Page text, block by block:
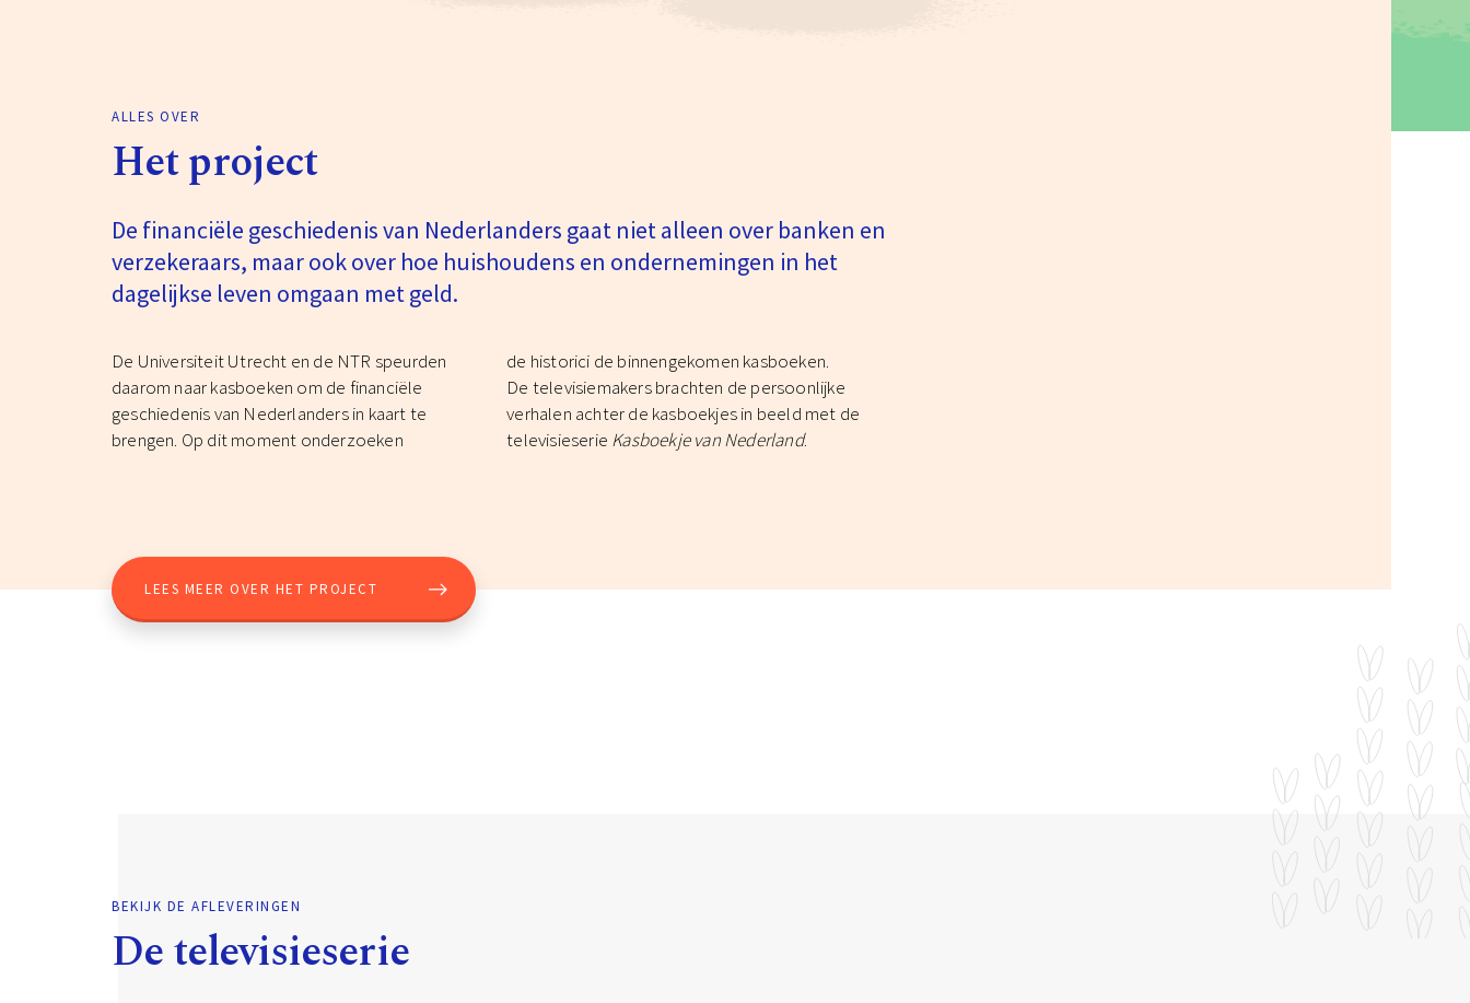
ALLES OVER
Het project
De financiële geschiedenis van Nederlanders gaat niet alleen over banken en
verzekeraars, maar ook over hoe huishoudens en ondernemingen in het
dagelijkse leven omgaan met geld.
De Universiteit Utrecht en de NTR speurden
daarom naar kasboeken om de financiële
geschiedenis van Nederlanders in kaart te
brengen. Op dit moment onderzoeken
de historici de binnengekomen kasboeken.
De televisiemakers brachten de persoonlijke
verhalen achter de kasboekjes in beeld met de
televisieserie Kasboekje van Nederland.
LEES MEER OVER HET PROJECT
BEKIJK DE AFLEVERINGEN
De televisieserie